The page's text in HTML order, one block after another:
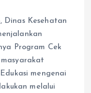
Dinas Kesehatan
Program Cek
mengenai
melalui